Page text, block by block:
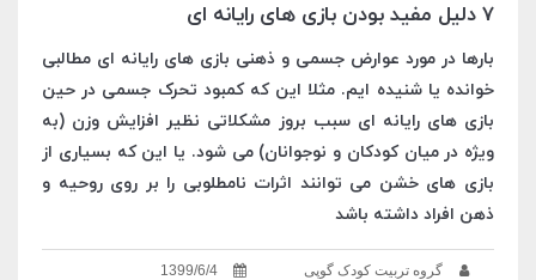
7 دلیل مفید بودن بازی های رایانه ای
بارها در مورد عوارض جسمی و ذهنی بازی های رایانه ای مطالبی
خوانده یا شنیده ایم. مثلا این که کمبود تحرک جسمی در حین
بازی های رایانه ای سبب بروز مشکلاتی نظیر افزایش وزن (به
ویژه در میان کودکان و نوجوانان) می شود. یا این که بسیاری از
بازی های خشن می توانند اثرات نامطلوبی را بر روی روحیه و
ذهن افراد داشته باشد
گروه تربیت کودک گوپی
1399/6/4